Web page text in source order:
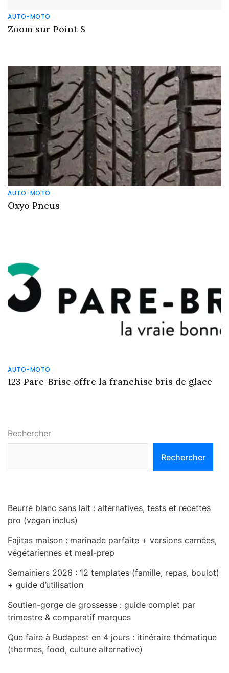
AUTO-MOTO
Zoom sur Point S
AUTO-MOTO
Oxyo Pneus
AUTO-MOTO
123 Pare-Brise offre la franchise bris de glace
Rechercher
Rechercher
Beurre blanc sans lait : alternatives, tests et recettes
pro (vegan inclus)
Fajitas maison : marinade parfaite + versions carnées,
végétariennes et meal-prep
Semainiers 2026 : 12 templates (famille, repas, boulot)
+ guide d’utilisation
Soutien-gorge de grossesse : guide complet par
trimestre & comparatif marques
Que faire à Budapest en 4 jours : itinéraire thématique
(thermes, food, culture alternative)